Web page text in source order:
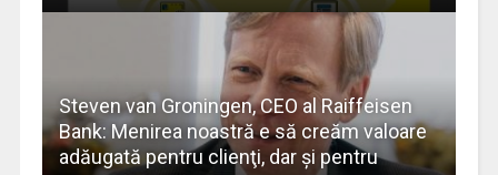
Steven van Groningen, CEO al Raiffeisen
Bank: Menirea noastră e să creăm valoare
adăugată pentru clienţi, dar şi pentru